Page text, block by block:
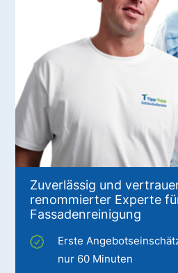
Zuverlässig und
renommierter Experte
Fassadenreinigung
Erste
nur 60 Minuten